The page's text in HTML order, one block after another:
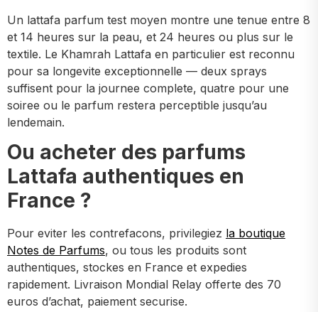
Un lattafa parfum test moyen montre une tenue entre 8
et 14 heures sur la peau, et 24 heures ou plus sur le
textile. Le Khamrah Lattafa en particulier est reconnu
pour sa longevite exceptionnelle — deux sprays
suffisent pour la journee complete, quatre pour une
soiree ou le parfum restera perceptible jusqu’au
lendemain.
Ou acheter des parfums
Lattafa authentiques en
France ?
Pour eviter les contrefacons, privilegiez la boutique
Notes de Parfums, ou tous les produits sont
authentiques, stockes en France et expedies
rapidement. Livraison Mondial Relay offerte des 70
euros d’achat, paiement securise.